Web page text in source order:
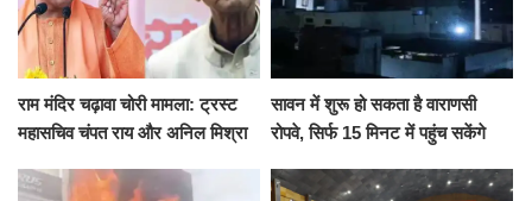
राम मंदिर चढ़ावा चोरी मामला: ट्रस्ट
महासचिव चंपत राय और अनिल मिश्रा
को नहीं...
सावन में शुरू हो सकता है वाराणसी
रोपवे, सिर्फ 15 मिनट में पहुंच सकेंगे
किराया